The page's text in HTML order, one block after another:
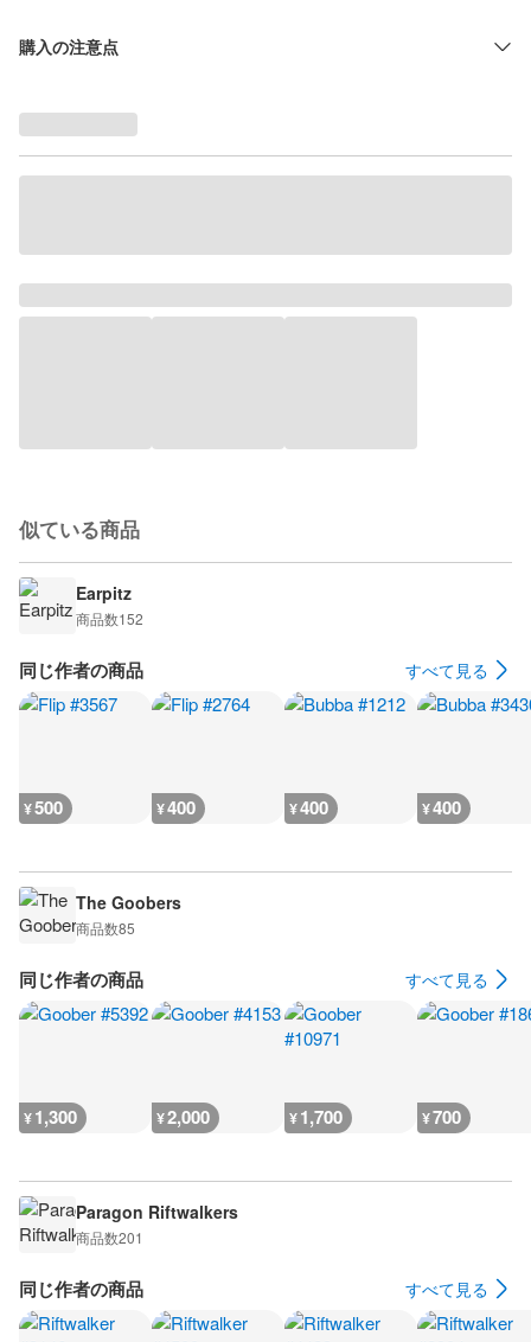
購入の注意点
似ている商品
Earpitz
商品数152
同じ作者の商品 すべて見る
¥500 ¥400 ¥400 ¥400
The Goobers
商品数85
同じ作者の商品 すべて見る
¥1,300 ¥2,000 ¥1,700 ¥700
Paragon Riftwalkers
商品数201
同じ作者の商品 すべて見る